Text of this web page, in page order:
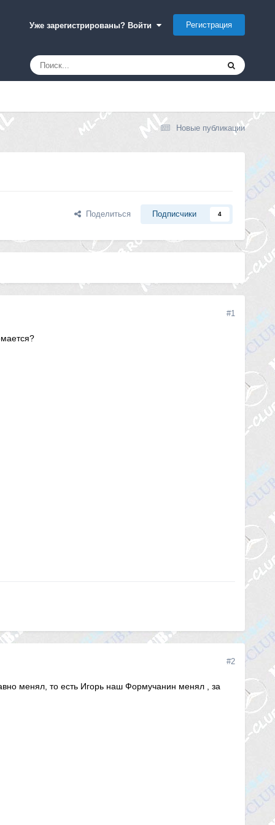
Уже зарегистрированы? Войти Регистрация
Новые публикации
Поделиться Подписчики 4
#1
#2
менял, то есть Игорь наш Формучанин менял , за